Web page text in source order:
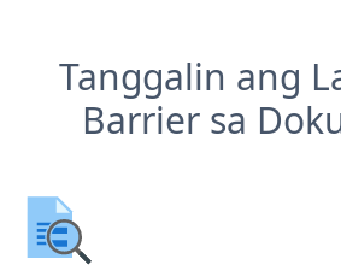
Tanggalin ang
Barrier sa